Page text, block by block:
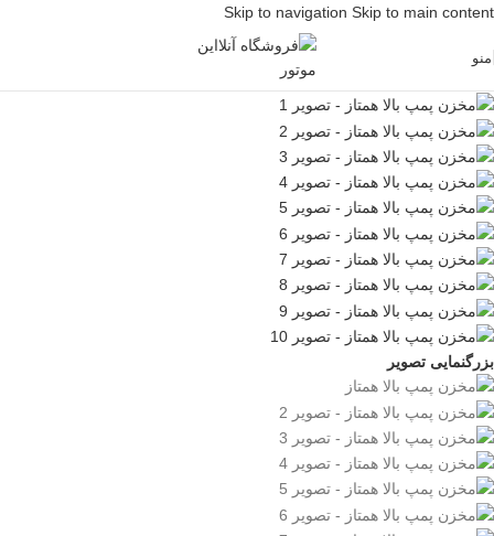
Skip to navigation Skip to main content
منو
بزرگنمایی تصویر